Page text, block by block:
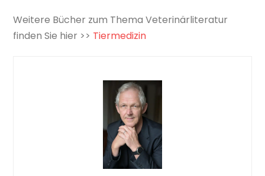
Weitere Bücher zum Thema Veterinärliteratur
finden Sie hier >> Tiermedizin